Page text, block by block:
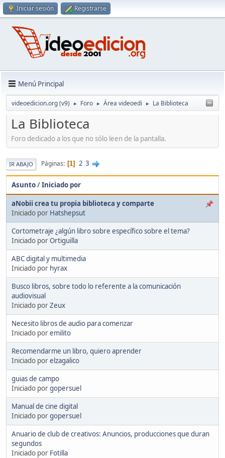
Iniciar sesión Registrarse
Menú Principal
videoedicion.org (v9) ► Foro ► Área videoedi ► La Biblioteca
La Biblioteca
Foro dedicado a los que no sólo leen de la pantalla.
IR ABAJO Páginas 1 2 3
Asunto/Iniciado por
aNobii crea tu propia biblioteca y comparte
Iniciado por Hatshepsut
Cortometraje ¿algún libro sobre específico sobre el tema?
Iniciado porOrtiguilla
ABC digital y multimedia
Iniciado por hyrax
Busco libros, sobre todo lo referente a la comunicación
audiovisual
Iniciado porZeux
Necesito libros de audio para comenzar
Iniciado poremilito
Recomendarme un libro, quiero aprender
Iniciado porelzagalico
guias de campo
Iniciado porgopersuel
Manual de cine digital
Iniciado porgopersuel
Anuario de club de creativos: Anuncios, producciones que duran
segundos
Iniciado por Fotilla